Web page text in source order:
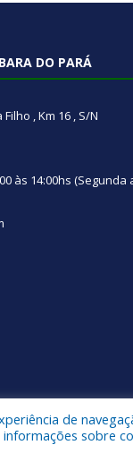
DO PARÁ
, Km 16 , S/N
às 14:00hs (Segunda
a Câmara Municipal
de
sobre